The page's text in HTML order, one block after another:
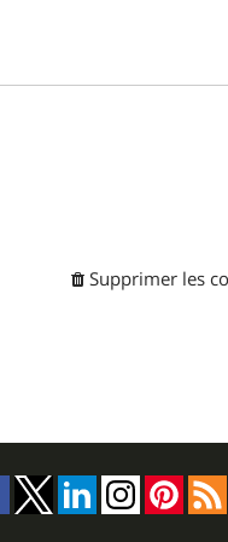
e
Supprimer les